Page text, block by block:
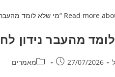
מהעבר נידון
27/07/2026 מאמרים